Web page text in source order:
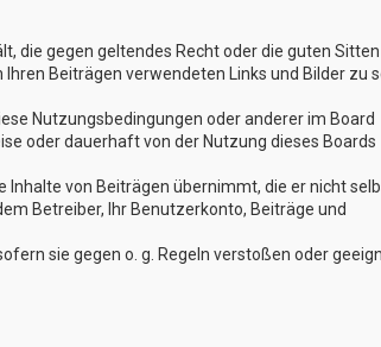
die gegen geltendes Recht oder die guten Sitten
Beiträgen verwendeten Links und Bilder zu
Nutzungsbedingungen oder anderer im Board
oder dauerhaft von der Nutzung dieses Boards
von Beiträgen übernimmt, die er nicht
Betreiber, Ihr Benutzerkonto, Beiträge und
sie gegen o. g. Regeln verstoßen oder